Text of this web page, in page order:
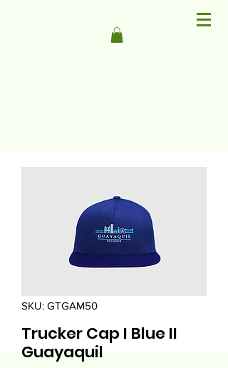
SKU: GTGAM50
Trucker Cap I Blue II
Guayaquil